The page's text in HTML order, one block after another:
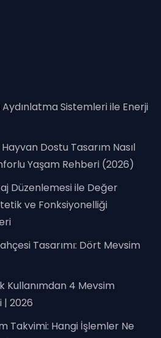
Aydınlatma Sistemleri ile Enerji
Dostu Tasarım Nasıl
Yaşam Rehberi (2026)
Düzenlemesi ile Değer
ve Fonksiyonelliği
Tasarımı: Dört Mevsim
Kullanımdan 4 Mevsim
| 2026
Takvimi: Hangi İşlemler Ne